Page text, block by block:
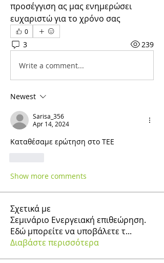
προσέγγιση ας μας ενημερώσει
ευχαριστώ για το χρόνο σας
0
3 239
Write a comment...
Newest
Sarisa_356
Apr 14, 2024
Καταθέσαμε ερώτηση στο ΤΕΕ
Show more comments
Σχετικά με
Σεμινάριο Ενεργειακή επιθεώρηση.
Εδώ μπορείτε να υποβάλετε τ...
Διαβάστε περισσότερα